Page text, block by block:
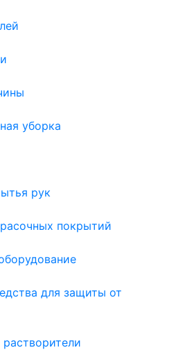
уборка
рук
покрытий
для защиты от